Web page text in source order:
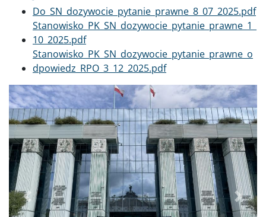
Dokument
Do_SN_dozywocie_pytanie_prawne_8_07_2025.pdf
Dokument
Stanowisko_PK_SN_dozywocie_pytanie_prawne_1_
10_2025.pdf
Dokument
Stanowisko_PK_SN_dozywocie_pytanie_prawne_o
dpowiedz_RPO_3_12_2025.pdf
Poprzednie Dalej